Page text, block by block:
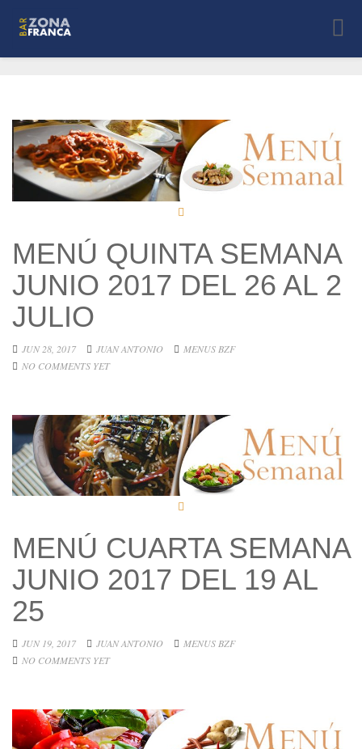
Toggle
MENÚ QUINTA SEMANA
JUNIO 2017 DEL 26 AL 2
JULIO
JUN 28, 2017 JUAN ANTONIO
MENUS BZF
NO COMMENTS YET
MENÚ CUARTA SEMANA
JUNIO 2017 DEL 19 AL
25
JUN 19, 2017 JUAN ANTONIO
MENUS BZF
NO COMMENTS YET